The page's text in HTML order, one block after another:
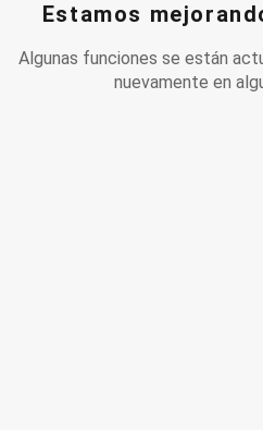
Estamos
Algunas funciones se están
nuevamente en